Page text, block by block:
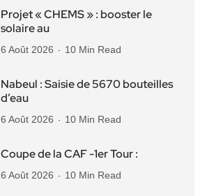
Projet « CHEMS » : booster le
solaire au
6 Août 2026 10 Min Read
Nabeul : Saisie de 5670 bouteilles
d’eau
6 Août 2026 10 Min Read
Coupe de la CAF -1er Tour :
6 Août 2026 10 Min Read